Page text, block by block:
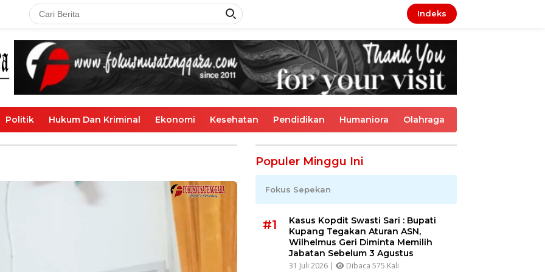
Indeks
Politik Hukum Dan Kriminal Ekonomi Kesehatan Pendidikan Humaniora Olahraga
Populer Minggu Ini
Fokus Sepekan
#1
Kasus Kopdit Swasti Sari : Bupati
Kupang Tegakan Aturan ASN,
Wilhelmus Geri Diminta Memilih
Jabatan Sebelum 3 Agustus
31 Juli 2026 | Dibaca 575 Kali